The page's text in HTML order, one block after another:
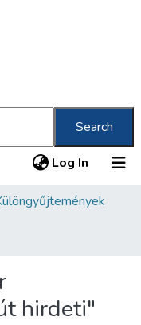
Search
Log In (current)
hirdeti"